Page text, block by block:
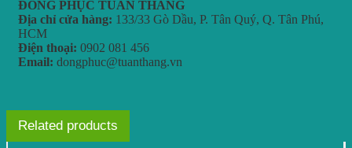
ĐỒNG PHỤC TUẤN THẮNG
Địa chỉ cửa hàng: 133/33 Gò Dầu, P. Tân Quý, Q. Tân Phú,
HCM
Điện thoại: 0902 081 456
Email: dongphuc@tuanthang.vn
Related products